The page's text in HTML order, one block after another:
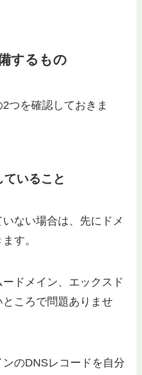
するもの
つを確認しておきま
いること
ない場合は、先にドメ
す。
ドメイン、エックスド
ころで問題ありませ
のDNSレコードを自分